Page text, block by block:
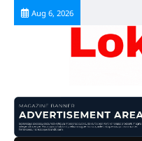
Skip
Aug 6, 2026